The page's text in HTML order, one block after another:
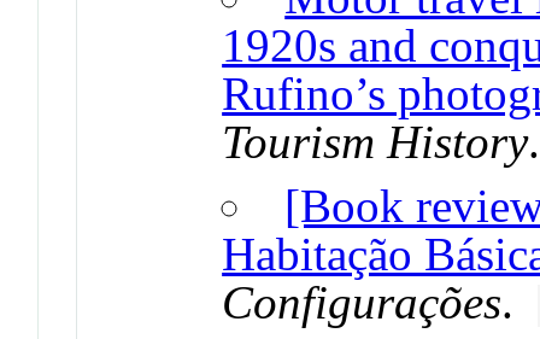
1920s and
Rufino’s
Tourism History
[Book
Habitação
Configurações.